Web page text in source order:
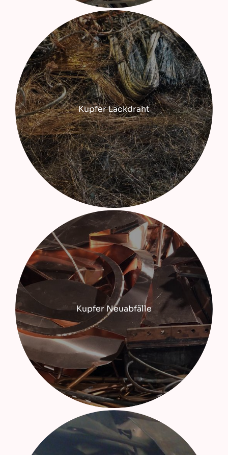
Kupfer Lackdraht
Kupfer Neuabfälle